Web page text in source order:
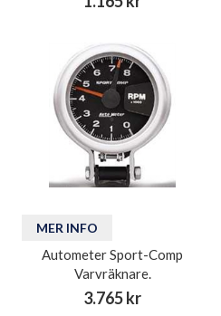
MER INFO
Autometer Sport-Comp
Varvräknare.
3.765 kr